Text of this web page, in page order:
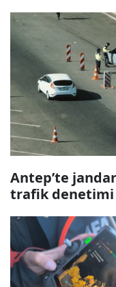
Antep’te
trafik denetimi